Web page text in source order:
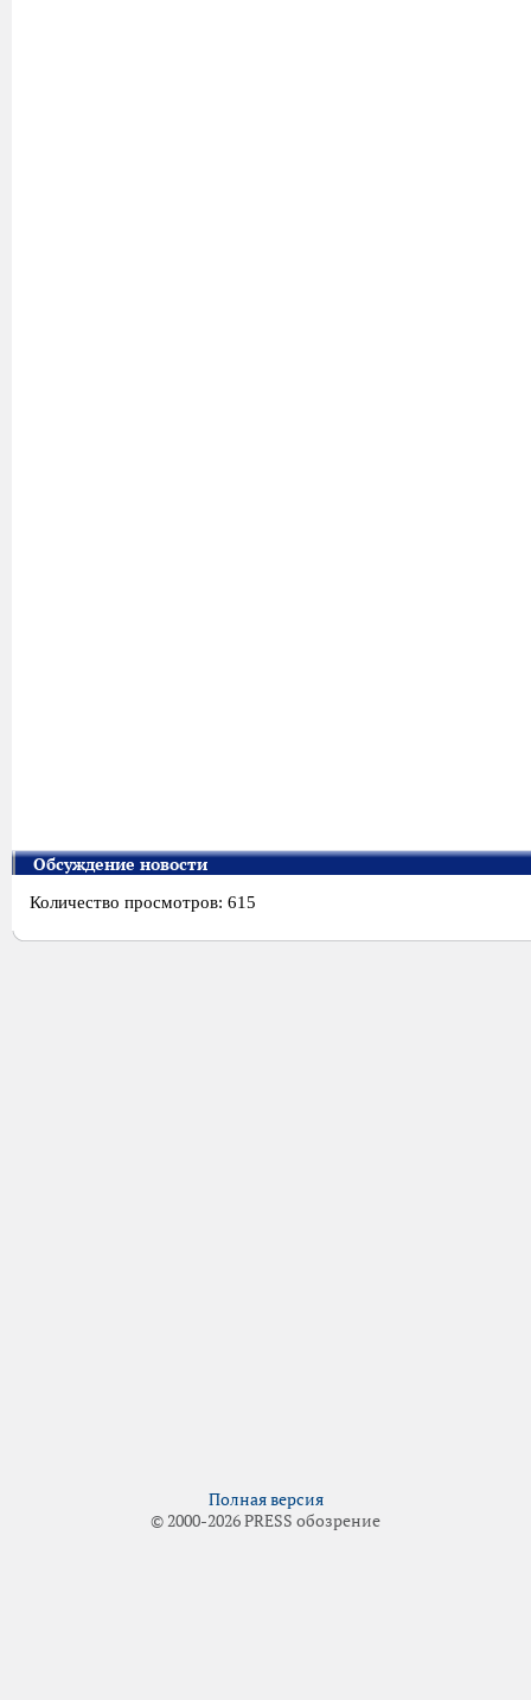
Обсуждение новости
Количество просмотров: 615
Полная версия
© 2000-2026 PRESS обозрение